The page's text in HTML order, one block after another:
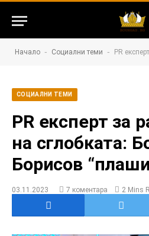
Начало - Социални теми - PR експерт за
СОЦИАЛНИ ТЕМИ
PR експерт за
на сглобката:
Борисов
03.11.2023 7 коментара 2 Mins